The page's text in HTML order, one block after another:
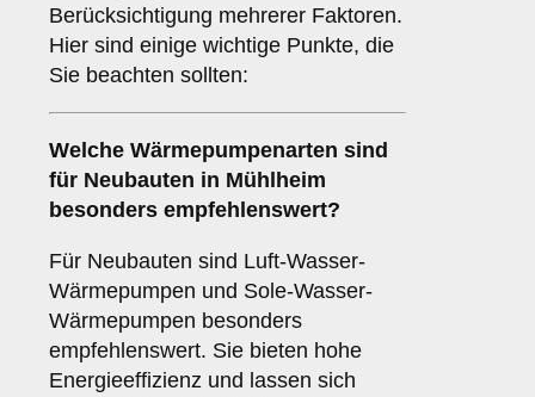
Berücksichtigung mehrerer Faktoren.
Hier sind einige wichtige Punkte, die
Sie beachten sollten:
Welche Wärmepumpenarten sind
für Neubauten in Mühlheim
besonders empfehlenswert?
Für Neubauten sind Luft-Wasser-
Wärmepumpen und Sole-Wasser-
Wärmepumpen besonders
empfehlenswert. Sie bieten hohe
Energieeffizienz und lassen sich